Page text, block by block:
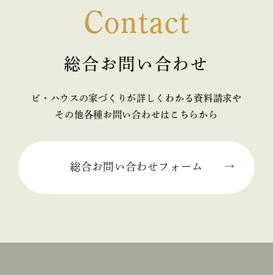
2025年02月 (2)
2025年01月 (1)
2024年11月 (1)
2024年10月 (1)
Contact
総合お問い合わせ
ビ・ハウスの家づくりが詳しくわかる資料請求や
その他各種お問い合わせはこちらから
総合お問い合わせフォーム